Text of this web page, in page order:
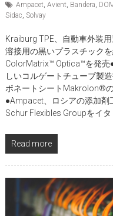
Ampacet, Avient, Bandera,
Sidac, Solvay
Kraiburg TPE、自動車外装
溶接用の黒いプラスチック
ColorMatrix™ Optica™を発
しいコルゲートチューブ製
ボネートシートMakrolon®
●Ampacet、ロシアの添加
Schur Flexibles Groupをイ
Read more